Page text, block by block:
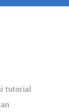
tutorial